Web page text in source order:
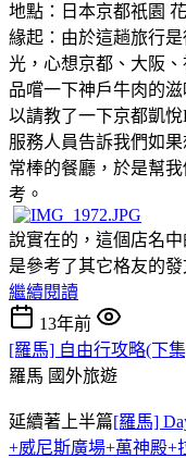
地點：日本京都祇園
緣起：由於這趟旅行
光，心想京都、大阪
品嚐一下神戶牛肉的
以請教了一下京都凱
服務人員告訴我們如
常棒的餐廳，於是幫
考。
說實在的，這個店名
是參考了其它格友的
繼續閱讀
13年前
[羅馬] 自由行攻略(下
羅馬 國外旅遊
延續著上半篇[羅馬]
+威尼斯廣場+萬神殿+